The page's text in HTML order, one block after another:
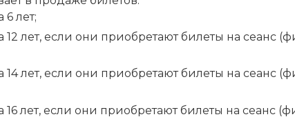
лет;
лет, если они приобретают билеты на сеанс
лет, если они приобретают билеты на сеанс
лет, если они приобретают билеты на сеанс